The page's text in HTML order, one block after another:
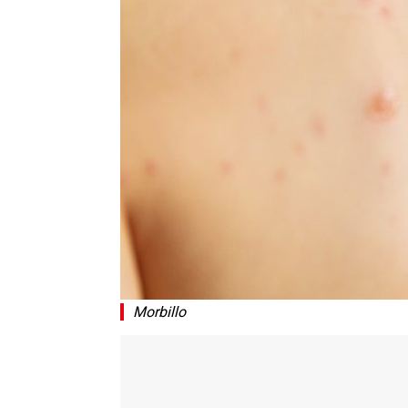
Morbillo